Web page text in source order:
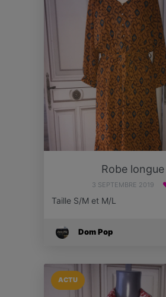
Robe longue
3 SEPTEMBRE 2019
Taille S/M et M/L
Dom Pop
ACTU